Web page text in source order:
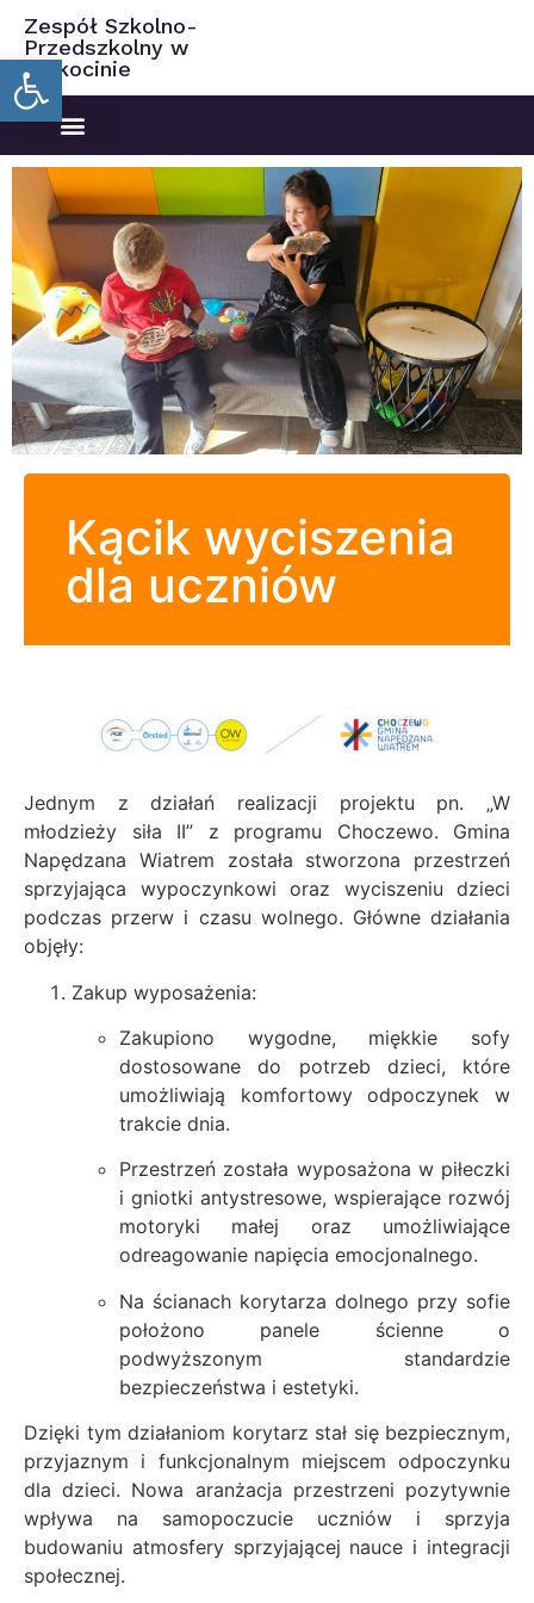
Open toolbar
Zespół Szkolno-
Przedszkolny w
Ciekocinie
Kącik wyciszenia
dla uczniów
Jednym z działań realizacji projektu pn. „W
młodzieży siła II” z programu Choczewo. Gmina
Napędzana Wiatrem została stworzona przestrzeń
sprzyjająca wypoczynkowi oraz wyciszeniu dzieci
podczas przerw i czasu wolnego. Główne działania
objęły:
Zakup wyposażenia:
Zakupiono wygodne, miękkie sofy
dostosowane do potrzeb dzieci, które
umożliwiają komfortowy odpoczynek w
trakcie dnia.
Przestrzeń została wyposażona w piłeczki
i gniotki antystresowe, wspierające rozwój
motoryki małej oraz umożliwiające
odreagowanie napięcia emocjonalnego.
Na ścianach korytarza dolnego przy sofie
położono panele ścienne o
podwyższonym standardzie
bezpieczeństwa i estetyki.
Dzięki tym działaniom korytarz stał się bezpiecznym,
przyjaznym i funkcjonalnym miejscem odpoczynku
dla dzieci. Nowa aranżacja przestrzeni pozytywnie
wpływa na samopoczucie uczniów i sprzyja
budowaniu atmosfery sprzyjającej nauce i integracji
społecznej.